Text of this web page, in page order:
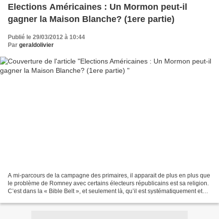
Elections Américaines : Un Mormon peut-il
gagner la Maison Blanche? (1ere partie)
Publié le 29/03/2012 à 10:44
Par geraldolivier
A mi-parcours de la campagne des primaires, il apparait de plus en plus que
le problème de Romney avec certains électeurs républicains est sa religion.
C’est dans la « Bible Belt », et seulement là, qu’il est systématiquement et